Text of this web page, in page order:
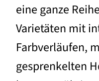
eine ganze
Varietäten mit
Farbverläufen,
gesprenkelten